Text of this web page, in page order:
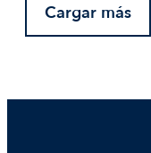
Cargar más